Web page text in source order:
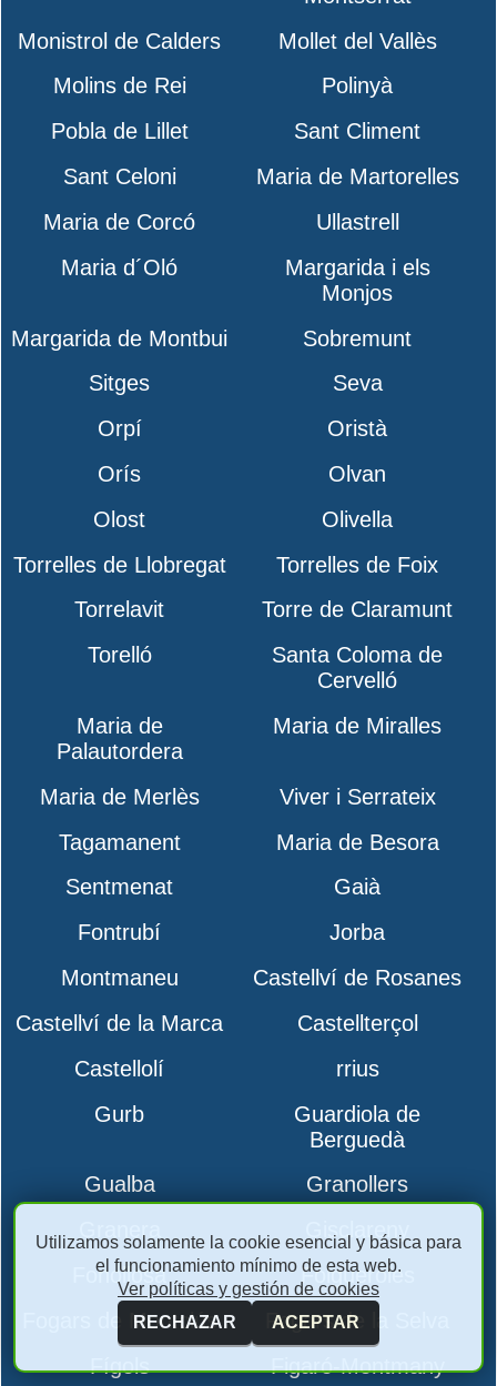
Monistrol de Calders
Mollet del Vallès
Molins de Rei
Polinyà
Pobla de Lillet
Sant Climent
Sant Celoni
Maria de Martorelles
Maria de Corcó
Ullastrell
Maria d´Oló
Margarida i els
Monjos
Margarida de Montbui
Sobremunt
Sitges
Seva
Orpí
Oristà
Orís
Olvan
Olost
Olivella
Torrelles de Llobregat
Torrelles de Foix
Torrelavit
Torre de Claramunt
Torelló
Santa Coloma de
Cervelló
Maria de
Palautordera
Maria de Miralles
Maria de Merlès
Viver i Serrateix
Tagamanent
Maria de Besora
Sentmenat
Gaià
Fontrubí
Jorba
Montmaneu
Castellví de Rosanes
Castellví de la Marca
Castellterçol
Castellolí
rrius
Gurb
Guardiola de
Berguedà
Gualba
Granollers
Granera
Gisclareny
Fonollosa
Folgueroles
Fogars de Montclús
Fogars de la Selva
Fígols
Figaró-Montmany
Utilizamos solamente la cookie esencial y básica para
el funcionamiento mínimo de esta web.
Ver políticas y gestión de cookies
RECHAZAR
ACEPTAR